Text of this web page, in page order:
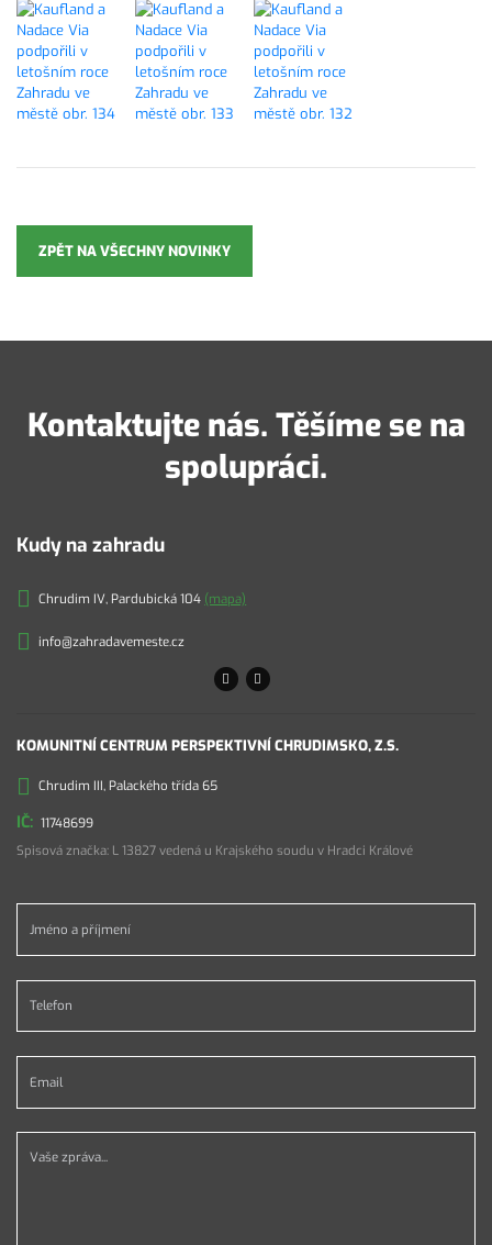
ZPĚT NA VŠECHNY NOVINKY
Kontaktujte nás. Těšíme se na
spolupráci.
Kudy na zahradu
Chrudim IV, Pardubická 104 (mapa)
info@zahradavemeste.cz
KOMUNITNÍ CENTRUM PERSPEKTIVNÍ CHRUDIMSKO, Z.S.
Chrudim III, Palackého třída 65
11748699
Spisová značka: L 13827 vedená u Krajského soudu v Hradci Králové
Jméno a příjmení *
Telefon *
Email *
Vaše zpráva...